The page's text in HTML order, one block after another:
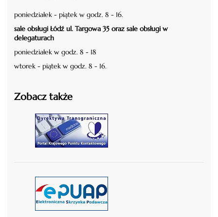
poniedziałek - piątek w godz. 8 - 16.
sale obsługi Łódź ul. Targowa 35 oraz sale obsługi w
delegaturach
poniedziałek w godz. 8 - 18
wtorek - piątek w godz. 8 - 16.
Zobacz także
czytaj więcej
czytaj więcej